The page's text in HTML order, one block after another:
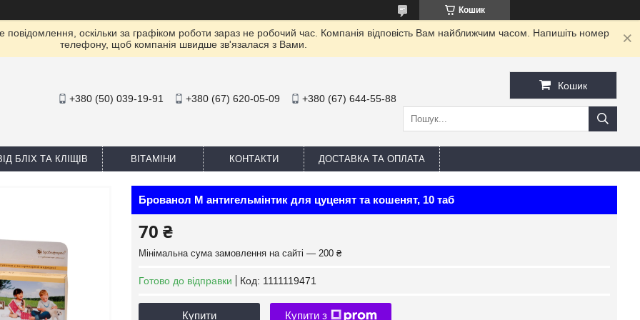
Кошик
оскільки за графіком роботи зараз не робочий час. Компанія відповість Вам найближчим часом. Напишіть номер
телефону, щоб компанія швидше зв'язалася з Вами.
+380 (50) 039-19-91 +380 (67) 620-05-09 +380 (67) 644-55-88
Кошик
БЛІХ ТА КЛІЩІВ ВІТАМІНИ КОНТАКТИ ДОСТАВКА ТА ОПЛАТА
Брованол М антигельмінтик для цуценят та кошенят, 10 таб
70 ₴
Мінімальна сума замовлення на сайті — 200 ₴
Готово до відправки Код: 1111119471
Купити Купити з